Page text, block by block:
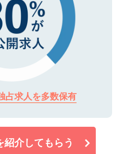
占求人を多数保有
紹介してもらう